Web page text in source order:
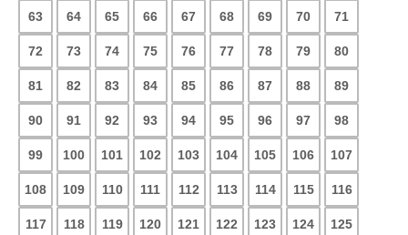
63 64 65 66 67 68 69 70 71
72 73 74 75 76 77 78 79 80
81 82 83 84 85 86 87 88 89
90 91 92 93 94 95 96 97 98
99 100 101 102 103 104 105 106 107
108 109 110 111 112 113 114 115 116
117 118 119 120 121 122 123 124 125